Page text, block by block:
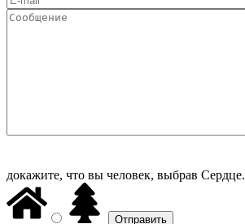
докажите, что вы человек, выбрав Сердце.